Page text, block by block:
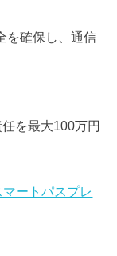
を確保し、通信
を最大100万円
ートパスプレ